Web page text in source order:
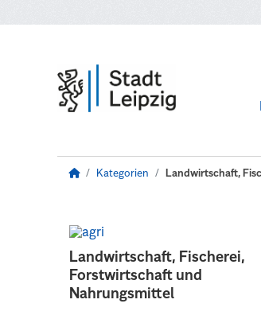
Kategorien Landwirtschaft,
Landwirtschaft, Fischerei,
Forstwirtschaft und
Nahrungsmittel